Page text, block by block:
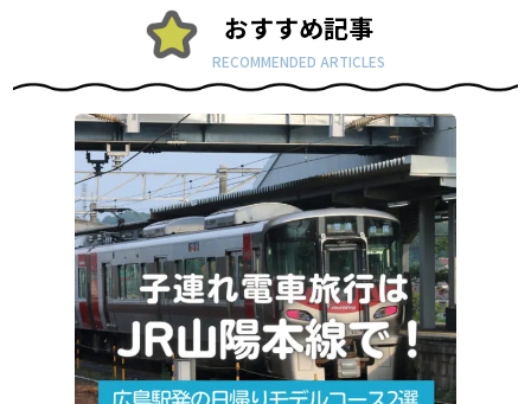
おすすめ記事
RECOMMENDED ARTICLES